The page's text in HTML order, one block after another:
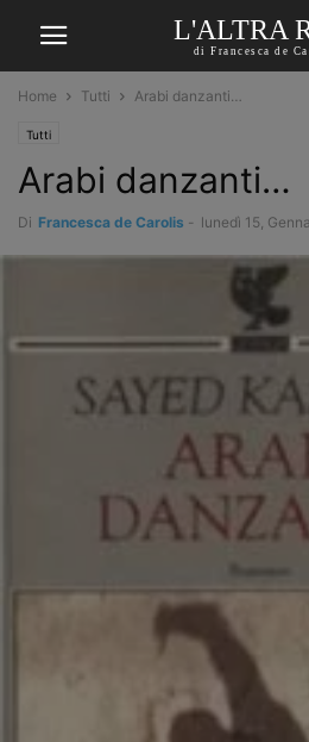
L'ALTRA
di Francesca de
Home Tutti Arabi danzanti…
Tutti
Arabi danzanti…
Di Francesca de Carolis - lunedì 15,